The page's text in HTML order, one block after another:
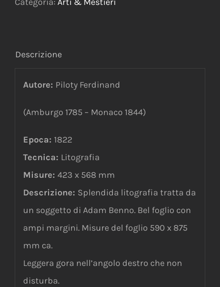
Descrizione
Autore: Piloty Ferdinand
(Amburgo 1785 – Monaco 1844)
Epoca: 1822
Tecnica: Litografia
Misure: 423 x 568 mm
Descrizione: Splendida litografia tratta da
un soggetto di Adam Benno. Bel foglio con
ampi margini. Misure del foglio 590 x 875
mm ca.
Leggera gora nell’angolo destro che non
disturba.